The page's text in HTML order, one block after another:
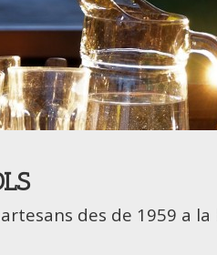
des de 1959 a